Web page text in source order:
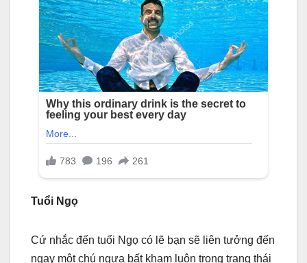
Tuổi Ngọ
Cứ nhắc đến tuổi Ngọ có lẽ bạn sẽ liên tưởng đến
ngay một chú ngựa bất kham luôn trong trạng thái